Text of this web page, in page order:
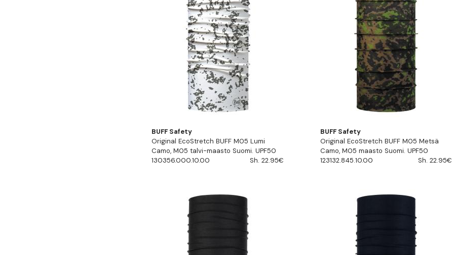
BUFF Safety
Original EcoStretch BUFF M05 Lumi
Camo, M05 talvi-maasto Suomi. UPF50
130356.000.10.00
Sh. 22.95€
BUFF Safety
Original EcoStretch BUFF M05 Metsä
Camo, M05 maasto Suomi. UPF50
123132.845.10.00
Sh. 22.95€